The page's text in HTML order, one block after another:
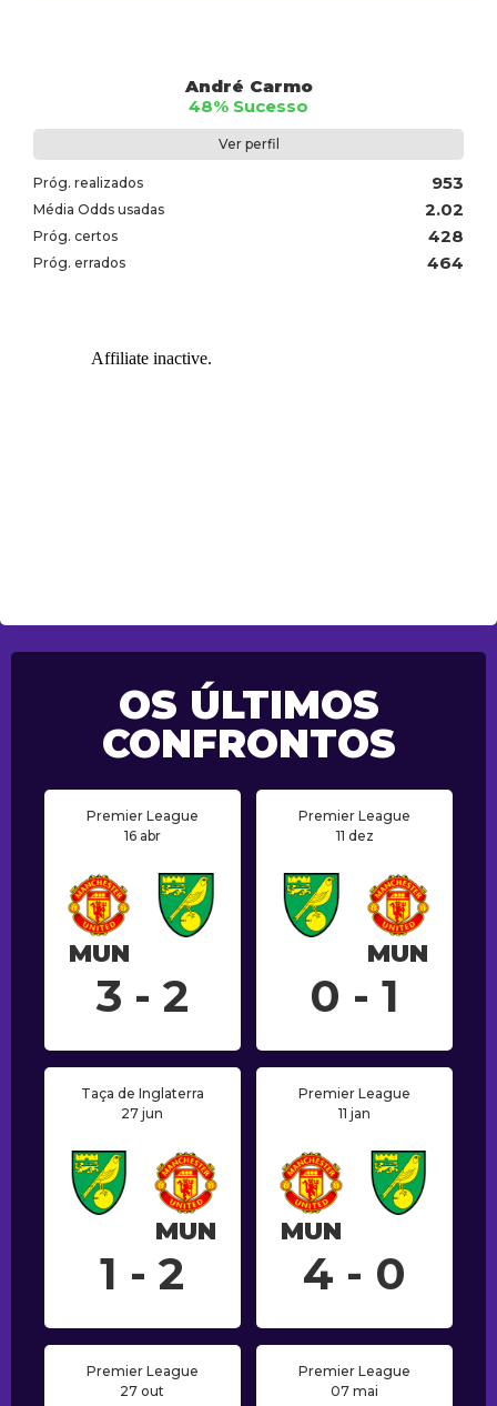
André Carmo
48% Sucesso
Ver perfil
Próg. realizados 953
Média Odds usadas 2.02
Próg. certos 428
Próg. errados 464
OS ÚLTIMOS
CONFRONTOS
Premier League
16 abr
MUN
3 - 2
Premier League
11 dez
MUN
0 - 1
Taça de Inglaterra
27 jun
MUN
1 - 2
Premier League
11 jan
MUN
4 - 0
Premier League
27 out
Premier League
07 mai